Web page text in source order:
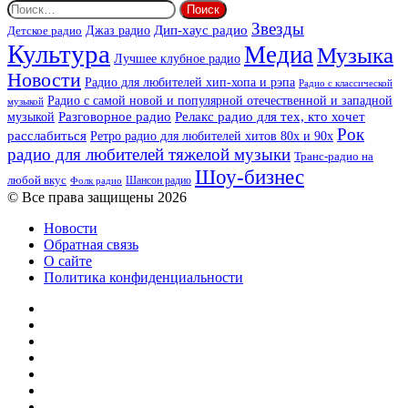
Найти:
Детское радио Джаз радио Дип-хаус радио Звезды
Культура Лучшее клубное радио МедиаМузыка
Новости Радио для любителей хип-хопа и рэпа Радио с классической
музыкой Радио с самой новой и популярной отечественной и западной
музыкой Разговорное радио Релакс радио для тех, кто хочет
расслабиться Ретро радио для любителей хитов 80х и 90х Рок
радио для любителей тяжелой музыки Транс-радио на
любой вкус Фолк радио Шансон радио Шоу-бизнес
© Все права защищены 2026
Новости
Обратная связь
О сайте
Политика конфиденциальности